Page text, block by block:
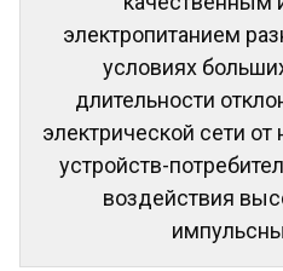
электропитанием
условиях
длительности
электрической сети
устройств-
воздействия